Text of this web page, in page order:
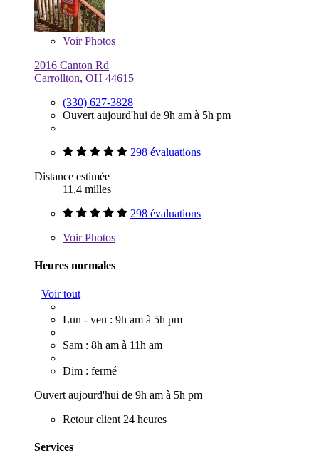
VoirPhotos
2016 Canton Rd
Carrollton, OH 44615
(330) 627-3828
Ouvert aujourd'hui de 9h am à 5h pm
298 évaluations
Distance estimée
11,4 milles
298 évaluations
VoirPhotos
Heures normales
Voir tout
Lun - ven : 9h am à 5h pm
Sam : 8h am à 11h am
Dim : fermé
Ouvert aujourd'hui de 9h am à 5h pm
Retour client 24 heures
Services